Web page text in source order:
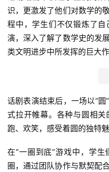
识，更激发了他们对数学的
程中，学生们不仅锻炼了
演，深入了解了数学史的发
类文明进步中所发挥的巨大作
话剧表演结束后，一场以“
式拉开帷幕。各种与圆相
跑、欢笑，感受着圆的独特
在“一圈到底”游戏中，学
圈，通过团队协作与默契配